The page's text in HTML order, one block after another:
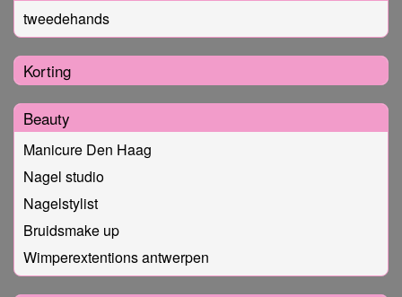
tweedehands
Korting
Beauty
Manicure Den Haag
Nagel studio
Nagelstylist
Bruidsmake up
Wimperextentions antwerpen